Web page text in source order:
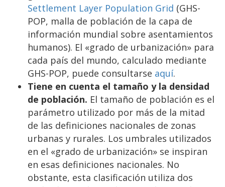
Settlement Layer Population Grid (GHS-
POP, malla de población de la capa de
información mundial sobre asentamientos
humanos). El «grado de urbanización» para
cada país del mundo, calculado mediante
GHS-POP, puede consultarse aquí.
Tiene en cuenta el tamaño y la densidad
de población. El tamaño de población es el
parámetro utilizado por más de la mitad
de las definiciones nacionales de zonas
urbanas y rurales. Los umbrales utilizados
en el «grado de urbanización» se inspiran
en esas definiciones nacionales. No
obstante, esta clasificación utiliza dos